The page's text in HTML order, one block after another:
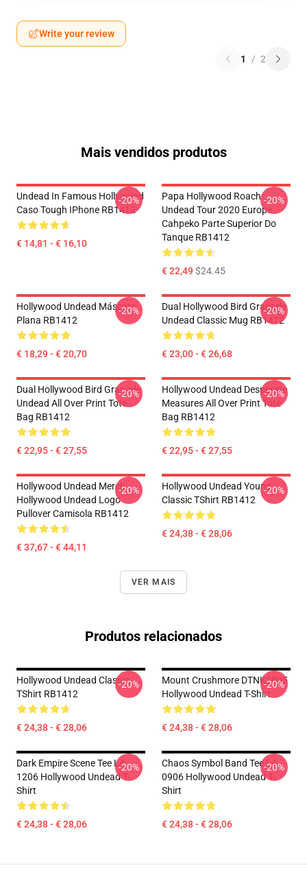
Write your review
1 / 2
Mais vendidos produtos
Undead In Famous Hollywood
Caso Tough IPhone RB1412
€ 14,81 - € 16,10
-20%
Papa Hollywood Roach
Undead Tour 2020 Europe
Cahpeko Parte Superior Do
Tanque RB1412
€ 22,49$24.45
-20%
Hollywood Undead Máscara
Plana RB1412
€ 18,29 - € 20,70
-20%
Dual Hollywood Bird Granade
Undead Classic Mug RB1412
€ 23,00 - € 26,68
-20%
Dual Hollywood Bird Granade
Undead All Over Print Tote
Bag RB1412
€ 22,95 - € 27,55
-20%
Hollywood Undead Desperate
Measures All Over Print Tote
Bag RB1412
€ 22,95 - € 27,55
-20%
Hollywood Undead Merch
Hollywood Undead Logo
Pullover Camisola RB1412
€ 37,67 - € 44,11
-20%
Hollywood Undead Young
Classic TShirt RB1412
€ 24,38 - € 28,06
-20%
VER MAIS
Produtos relacionados
Hollywood Undead Classic
TShirt RB1412
€ 24,38 - € 28,06
-20%
Mount Crushmore DTNK2805
Hollywood Undead T-Shirt
€ 24,38 - € 28,06
-20%
Dark Empire Scene Tee LA
1206 Hollywood Undead T-
Shirt
€ 24,38 - € 28,06
-20%
Chaos Symbol Band Tee LA
0906 Hollywood Undead T-
Shirt
€ 24,38 - € 28,06
-20%